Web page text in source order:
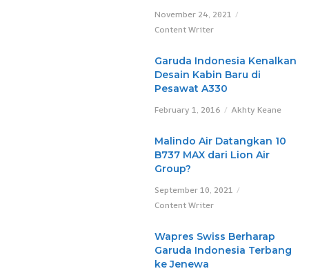
November 24, 2021
Content Writer
Garuda Indonesia Kenalkan
Desain Kabin Baru di
Pesawat A330
February 1, 2016 Akhty Keane
Malindo Air Datangkan 10
B737 MAX dari Lion Air
Group?
September 10, 2021
Content Writer
Wapres Swiss Berharap
Garuda Indonesia Terbang
ke Jenewa